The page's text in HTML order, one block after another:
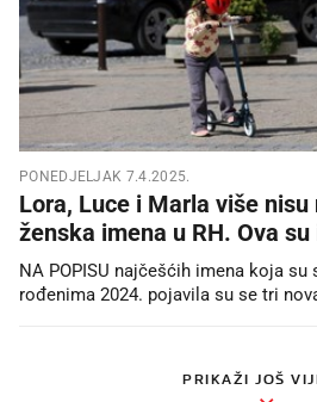
PONEDJELJAK 7.4.2025.
Lora, Luce i Marla više
ženska imena u RH. Ova
NA POPISU najčešćih imena koja
rođenima 2024. pojavila su se tri
PRIKAŽI JOŠ